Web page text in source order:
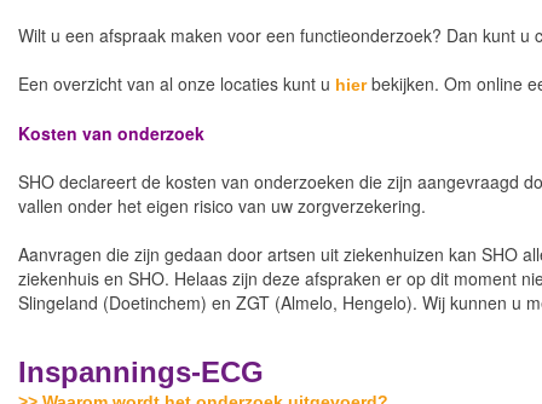
Wilt u een afspraak maken voor een functieonderzoek? Dan kunt u
Een overzicht van al onze locaties kunt u hierbekijken. Om online
Kosten van onderzoek
SHO declareert de kosten van onderzoeken die zijn aangevraagd
vallen onder het eigen risico van uw zorgverzekering.
Aanvragen die zijn gedaan door artsen uit ziekenhuizen kan SHO
ziekenhuis en SHO. Helaas zijn deze afspraken er op dit moment
Slingeland (Doetinchem) en ZGT (Almelo, Hengelo). Wij kunnen u
Inspannings-ECG